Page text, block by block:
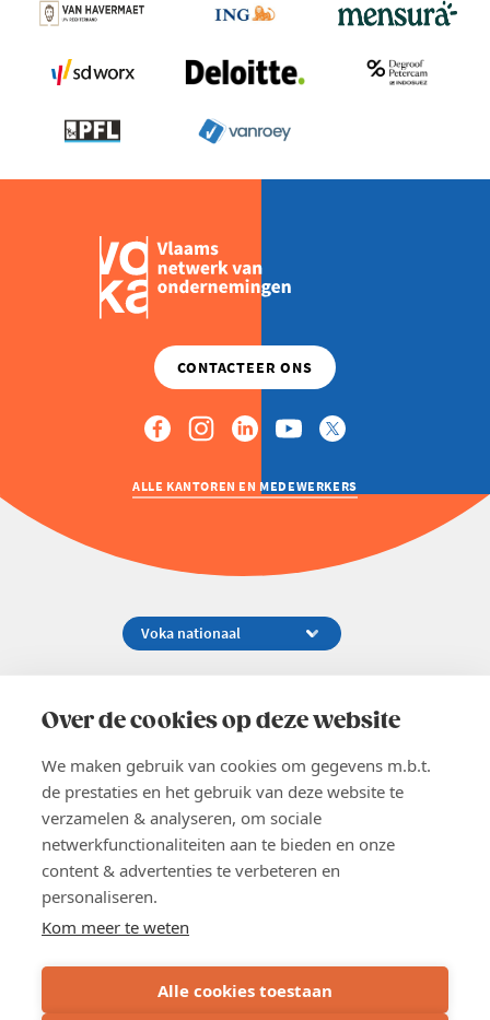
Over de cookies op deze website
We maken gebruik van cookies om gegevens m.b.t.
de prestaties en het gebruik van deze website te
verzamelen & analyseren, om sociale
netwerkfunctionaliteiten aan te bieden en onze
content & advertenties te verbeteren en
personaliseren.
Kom meer te weten
Alle cookies toestaan
ALLE KANTOREN EN MEDEWERKERS
02 229 81 11
EN
Word lid
Voka 2026